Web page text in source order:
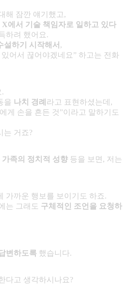
해 잠깐 얘기했고,
X에서 기술 책임자로 일하고 있다
하려 했어요.
설하기 시작해서 ,
어서 끊어야겠네요” 하고는 전화
.
을 나치 경례 라고 표현하셨는데,
게 손을 흔든 것”이라고 말하기도
는 거죠?
가족의 정치적 성향 등을 보면, 저는
가까운 행보를 보이기도 하죠.
는 그래도 구체적인 조언을 요청하
변하도록 했습니다.
다고 생각하시나요?